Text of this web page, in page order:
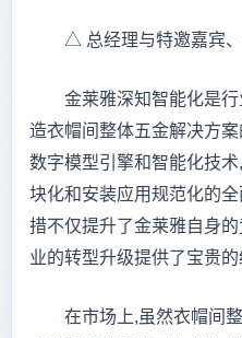
△ 总经理与特邀嘉宾
金莱雅深知智能化是
造衣帽间整体五金解决方
数字模型引擎和智能化技
块化和安装应用规范化的
措不仅提升了金莱雅自身
业的转型升级提供了宝贵的
在市场上,虽然衣帽间